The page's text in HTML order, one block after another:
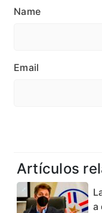
Name
Email
Artículos
a